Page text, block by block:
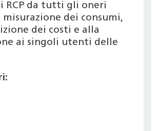
RCP da tutti gli oneri
misurazione dei consumi,
dei costi e alla
ai singoli utenti delle